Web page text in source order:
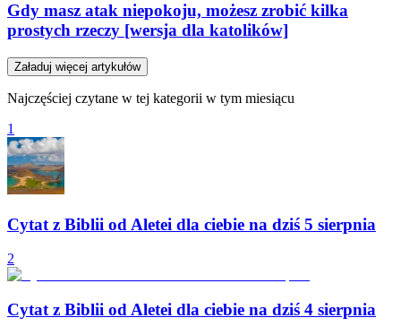
Gdy masz atak niepokoju, możesz zrobić kilka
prostych rzeczy [wersja dla katolików]
Załaduj więcej artykułów
Najczęściej czytane w tej kategorii w tym miesiącu
1
Cytat z Biblii od Aletei dla ciebie na dziś 5 sierpnia
2
Cytat z Biblii od Aletei dla ciebie na dziś 4 sierpnia